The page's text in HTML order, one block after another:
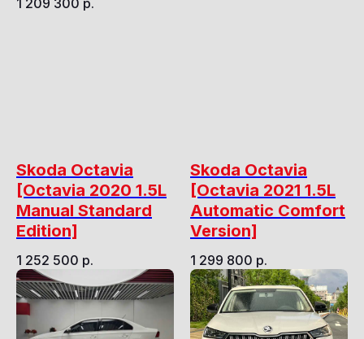
1 209 300 р.
Skoda Octavia
[Octavia 2020 1.5L
Manual Standard
Edition]
1 252 500 р.
Skoda Octavia
[Octavia 2021 1.5L
Automatic Comfort
Version]
1 299 800 р.